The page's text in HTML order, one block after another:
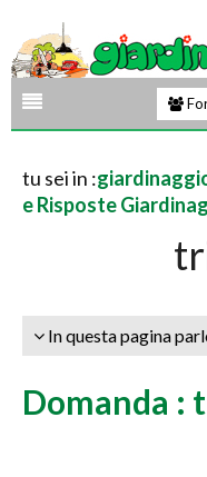
tu sei in :
e Risposte
In questa pagina
Domanda :